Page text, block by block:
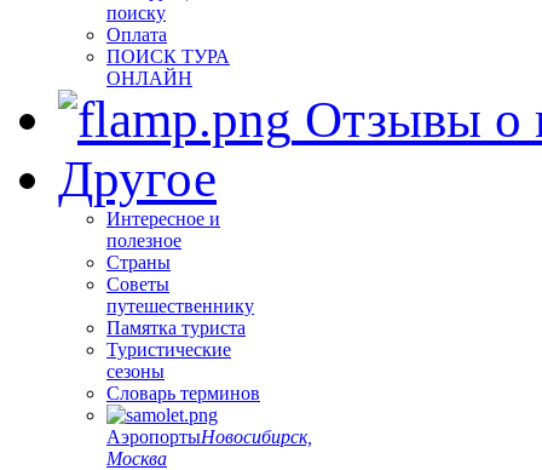
поиску
Оплата
ПОИСК ТУРА
ОНЛАЙН
Отзывы о
Другое
Интересное и
полезное
Страны
Советы
путешественнику
Памятка туриста
Туристические
сезоны
Словарь терминов
АэропортыНовосибирск,
Москва